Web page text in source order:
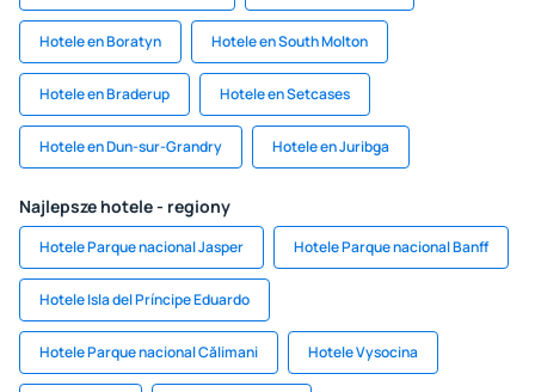
Hotele en Boratyn Hotele en South Molton
Hotele en Braderup Hotele en Setcases
Hotele en Dun-sur-Grandry Hotele en Juribga
Najlepsze hotele - regiony
Hotele Parque nacional Jasper Hotele Parque nacional Banff
Hotele Isla del Príncipe Eduardo
Hotele Parque nacional Călimani Hotele Vysocina